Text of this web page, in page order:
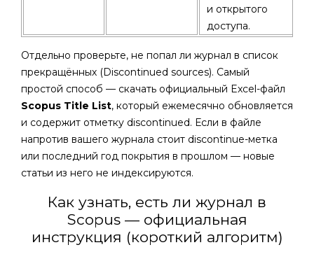
и открытого
доступа.
Отдельно проверьте, не попал ли журнал в список
прекращённых (Discontinued sources). Самый
простой способ — скачать официальный Excel-файл
Scopus Title List, который ежемесячно обновляется
и содержит отметку discontinued. Если в файле
напротив вашего журнала стоит discontinue-метка
или последний год покрытия в прошлом — новые
статьи из него не индексируются.
Как узнать, есть ли журнал в
Scopus — официальная
инструкция (короткий алгоритм)